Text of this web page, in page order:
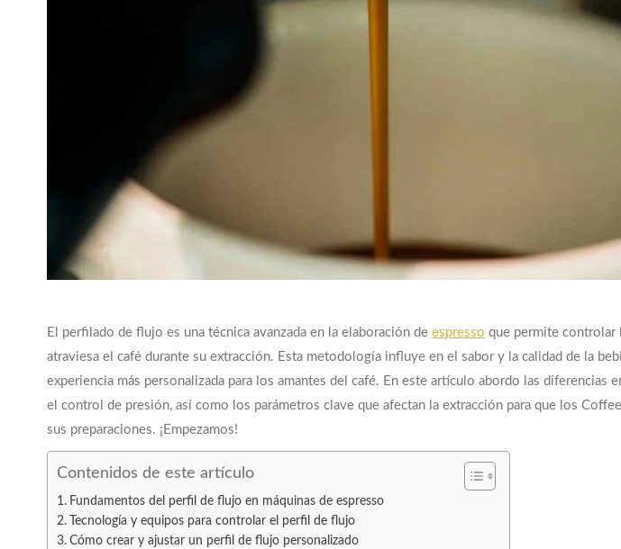
El perfilado de flujo es una técnica avanzada en la elaboración de espresso que permite controlar
atraviesa el café durante su extracción. Esta metodología influye en el sabor y la calidad de la
experiencia más personalizada para los amantes del café. En este artículo abordo las diferencias
el control de presión, así como los parámetros clave que afectan la extracción para que los
sus preparaciones. ¡Empezamos!
Contenidos de este artículo
Fundamentos del perfil de flujo en máquinas de espresso
Tecnología y equipos para controlar el perfil de flujo
Cómo crear y ajustar un perfil de flujo personalizado